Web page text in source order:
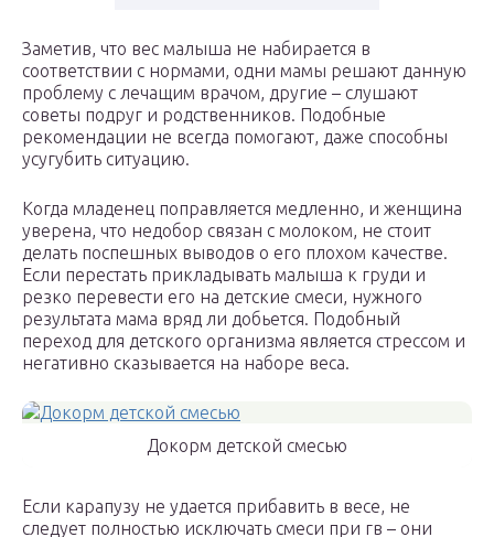
Заметив, что вес малыша не набирается в
соответствии с нормами, одни мамы решают данную
проблему с лечащим врачом, другие – слушают
советы подруг и родственников. Подобные
рекомендации не всегда помогают, даже способны
усугубить ситуацию.
Когда младенец поправляется медленно, и женщина
уверена, что недобор связан с молоком, не стоит
делать поспешных выводов о его плохом качестве.
Если перестать прикладывать малыша к груди и
резко перевести его на детские смеси, нужного
результата мама вряд ли добьется. Подобный
переход для детского организма является стрессом и
негативно сказывается на наборе веса.
Докорм детской смесью
Если карапузу не удается прибавить в весе, не
следует полностью исключать смеси при гв – они